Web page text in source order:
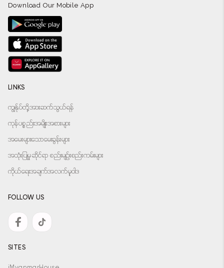
Download Our Mobile App
LINKS
ကျွန်ုပ်တို့အားဆက်သွယ်ရန်
ကုန်ပစ္စည်းအမျိုးအစားများ
အမေးများသောမေးခွန်းများ
အသုံးပြုမှုဆိုင်ရာ စည်းမျဉ်းစည်းကမ်းများ
ကိုယ်ရေးအချက်အလက်မူဝါဒ
FOLLOW US
SITES